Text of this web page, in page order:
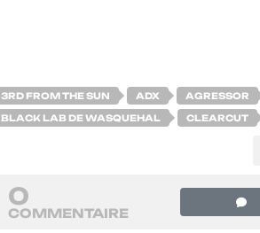
3RD FROM THE SUN ADX AGRESSOR
BLACK LAB DE WASQUEHAL CLEARCUT
0
COMMENTAIRE